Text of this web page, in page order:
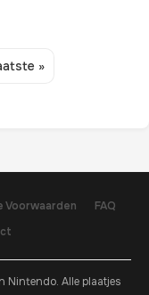
»
Voorwaarden
FAQ
Nintendo. Alle plaatjes